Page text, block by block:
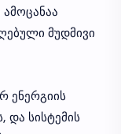
მუდმივი
ენერგიის
და სისტემის